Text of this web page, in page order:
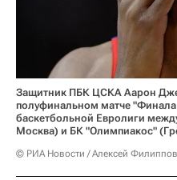
Защитник ПБК ЦСКА Аарон
полуфинальном матче "Финала
баскетбольной Евролиги
Москва) и БК "Олимпиакос"
© РИА Новости / Алексей Филиппов